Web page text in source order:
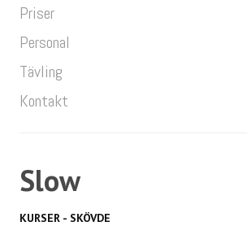
Priser
Personal
Tävling
Kontakt
Slow
KURSER - SKÖVDE